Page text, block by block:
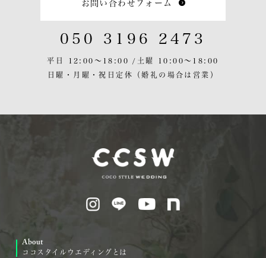
お問い合わせフォーム
050 3196 2473
平日 12:00〜18:00 / 土曜 10:00〜18:00
日曜・月曜・祝日定休
（婚礼の場合は営業）
About
ココスタイルウエディングとは